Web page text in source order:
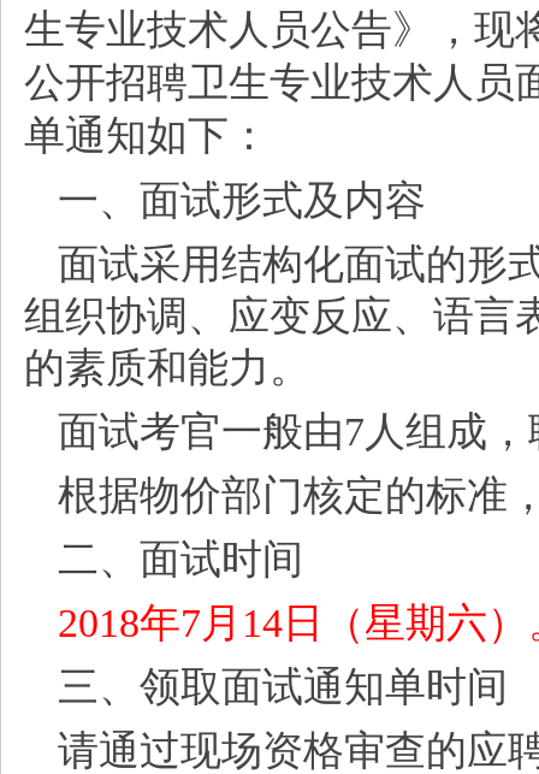
生专业技术人员公告》，现
公开招聘卫生专业技术人员
单通知如下：
一、面试形式及内容
面试采用结构化面试的形
组织协调、应变反应、语言
的素质和能力。
面试考官一般由7人组成
根据物价部门核定的标准
二、面试时间
2018年7月14日（星期六）
三、领取面试通知单时间
请通过现场资格审查的应